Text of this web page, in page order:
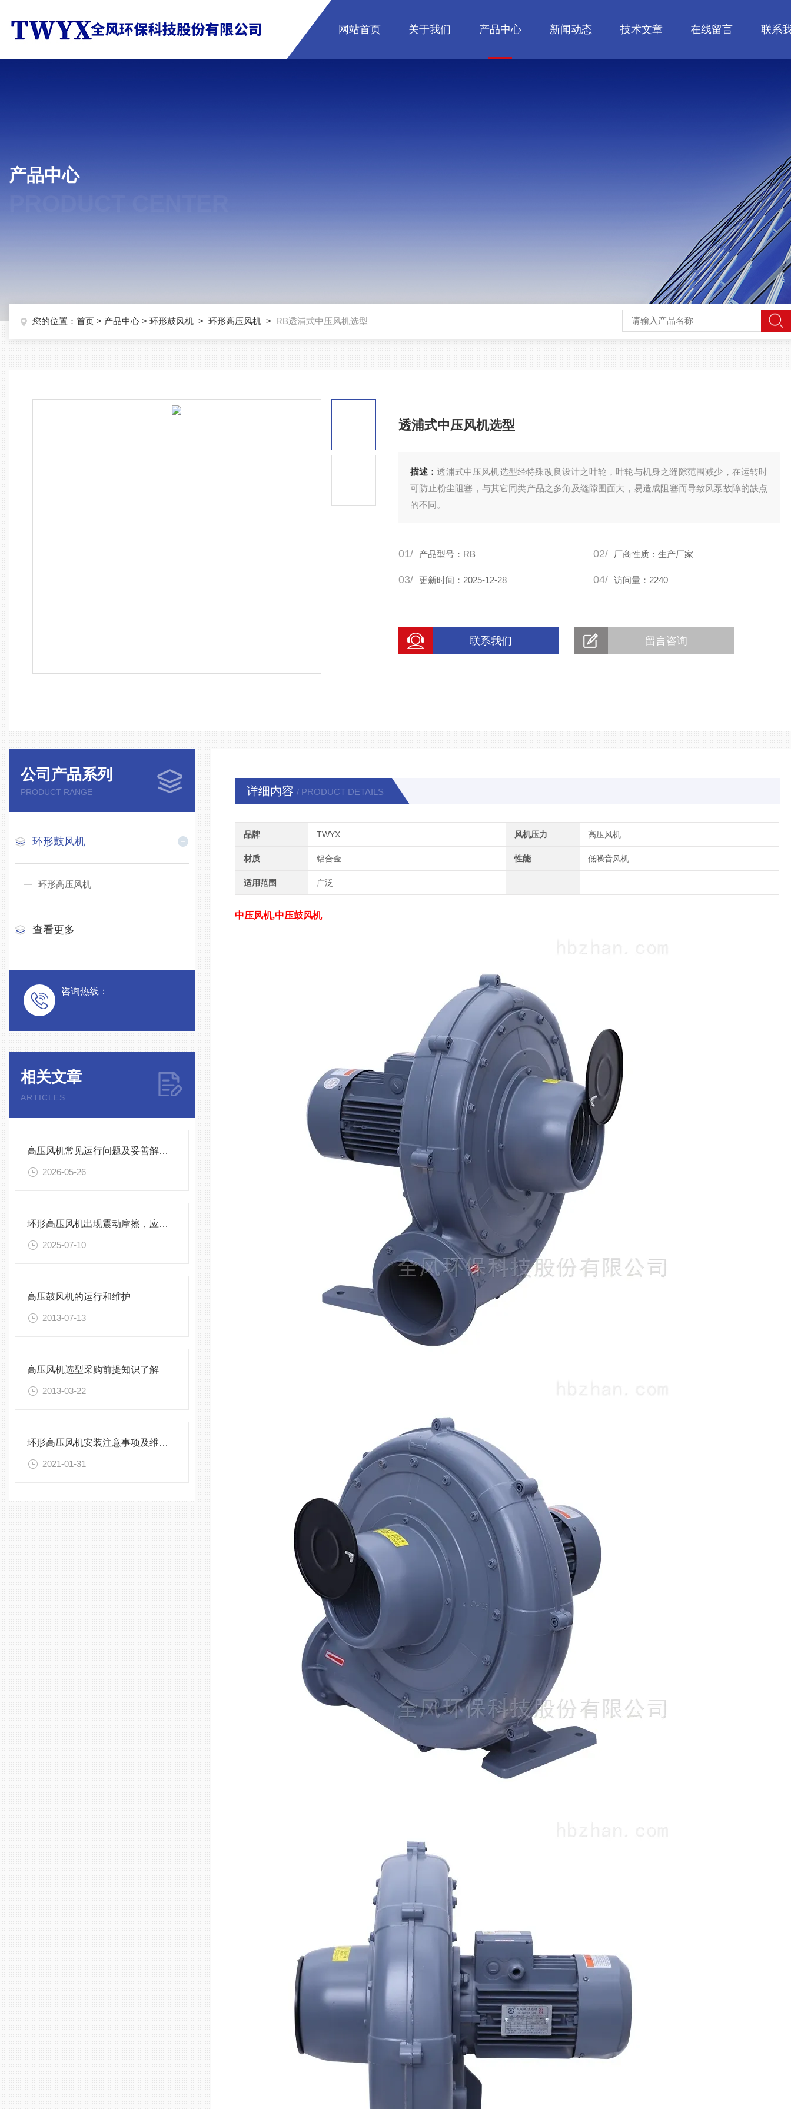
网站首页 关于我们 产品中心 新闻动态 技术文章 在线留言 联系
产品中心
您的位置： 首页 > 产品中心 > 环形鼓风机 > 环形高压风机 > RB透浦式中压风机选型
透浦式中压风机选型
描述：透浦式中压风机选型经特殊改良设计之叶轮，叶轮与机身之缝隙范围减少，在运转时
可防止粉尘阻塞，与其它同类产品之多角及缝隙围面大，易造成阻塞而导致风泵故障的缺点
的不同。
01/ 产品型号：RB 02/ 厂商性质：生产厂家
03/ 更新时间：2025-12-28 04/ 访问量：2240
联系我们 留言咨询
公司产品系列
PRODUCT RANGE
环形鼓风机
环形高压风机
查看更多
咨询热线：
相关文章
ARTICLES
高压风机常见运行问题及妥善解决方法
2026-05-26
环形高压风机出现震动摩擦，应该怎么办！
2025-07-10
高压鼓风机的运行和维护
2013-07-13
高压风机选型采购前提知识了解
2013-03-22
环形高压风机安装注意事项及维护须知
2021-01-31
详细内容 / PRODUCT DETAILS
品牌 TWYX 风机压力 高压风机
材质 铝合金 性能 低噪音风机
适用范围 广泛
中压风机,中压鼓风机